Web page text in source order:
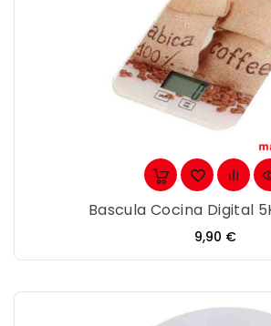
Bascula Cocina Digital
Precio
9,90 €